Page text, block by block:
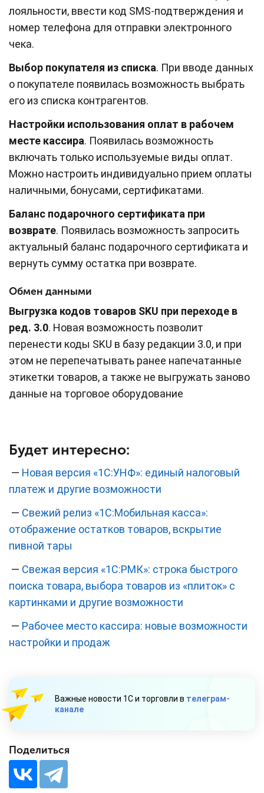
лояльности, ввести код SMS-подтверждения и
номер телефона для отправки электронного
чека.
Выбор покупателя из списка. При вводе данных
о покупателе появилась возможность выбрать
его из списка контрагентов.
Настройки использования оплат в рабочем
месте кассира. Появилась возможность
включать только используемые виды оплат.
Можно настроить индивидуально прием оплаты
наличными, бонусами, сертификатами.
Баланс подарочного сертификата при
возврате. Появилась возможность запросить
актуальный баланс подарочного сертификата и
вернуть сумму остатка при возврате.
Обмен данными
Выгрузка кодов товаров SKU при переходе в
ред. 3.0. Новая возможность позволит
перенести коды SKU в базу редакции 3.0, и при
этом не перепечатывать ранее напечатанные
этикетки товаров, а также не выгружать заново
данные на торговое оборудование
Будет интересно:
— Новая версия «1С:УНФ»: единый налоговый
платеж и другие возможности
— Свежий релиз «1С:Мобильная касса»:
отображение остатков товаров, вскрытие
пивной тары
— Свежая версия «1С:РМК»: строка быстрого
поиска товара, выбора товаров из «плиток» с
картинками и другие возможности
— Рабочее место кассира: новые возможности
настройки и продаж
Важные новости 1С и торговли в телеграм-
канале
Поделиться